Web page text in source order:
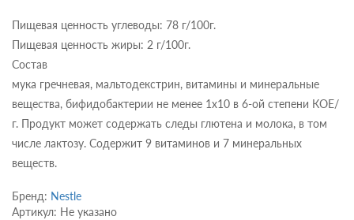
Пищевая ценность углеводы: 78 г/100г.
Пищевая ценность жиры: 2 г/100г.
Состав
мука гречневая, мальтодекстрин, витамины и минеральные
вещества, бифидобактерии не менее 1х10 в 6-ой степени КОЕ/
г. Продукт может содержать следы глютена и молока, в том
числе лактозу. Содержит 9 витаминов и 7 минеральных
веществ.
Бренд: Nestle
Артикул: Не указано